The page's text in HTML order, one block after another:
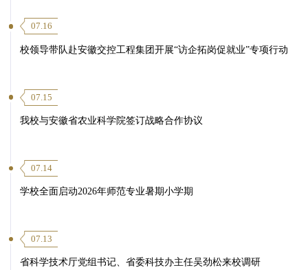
07.16
校领导带队赴安徽交控工程集团开展“访企拓岗促就业”专项行动
07.15
我校与安徽省农业科学院签订战略合作协议
07.14
学校全面启动2026年师范专业暑期小学期
07.13
省科学技术厅党组书记、省委科技办主任吴劲松来校调研